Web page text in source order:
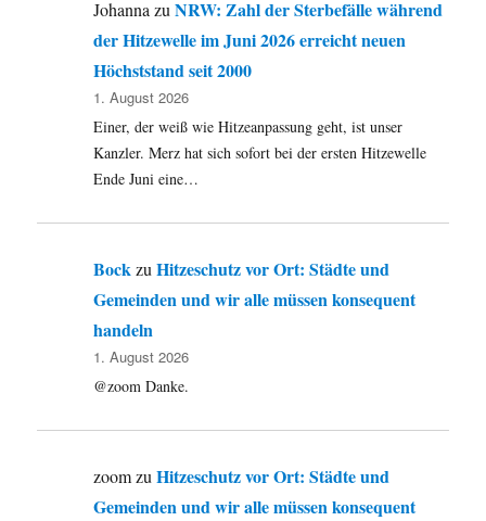
Johanna zuNRW: Zahl der Sterbefälle während
der Hitzewelle im Juni 2026 erreicht neuen
Höchststand seit 2000
1. August 2026
Einer, der weiß wie Hitzeanpassung geht, ist unser
Kanzler. Merz hat sich sofort bei der ersten Hitzewelle
Ende Juni eine…
BockzuHitzeschutz vor Ort: Städte und
Gemeinden und wir alle müssen konsequent
handeln
1. August 2026
@zoom Danke.
zoomzuHitzeschutz vor Ort: Städte und
Gemeinden und wir alle müssen konsequent